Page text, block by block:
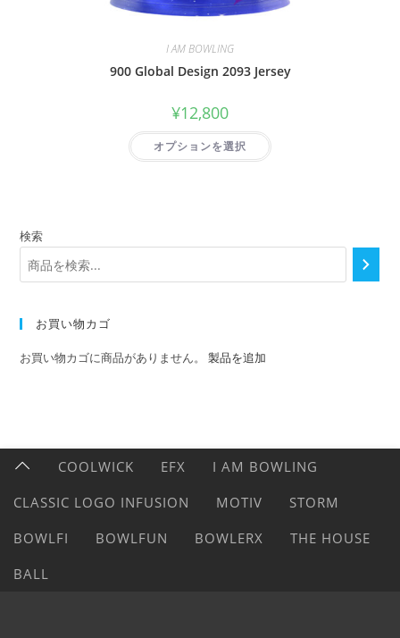
I AM BOWLING
900 Global Design 2093 Jersey
¥12,800
オプションを選択
検索
お買い物カゴ
お買い物カゴに商品がありません。製品を追加
COOLWICK EFX
I AM BOWLING
CLASSIC LOGO INFUSION
MOTIV
STORM
BOWLFI
BOWLFUN BOWLERX
THE HOUSE
BALL